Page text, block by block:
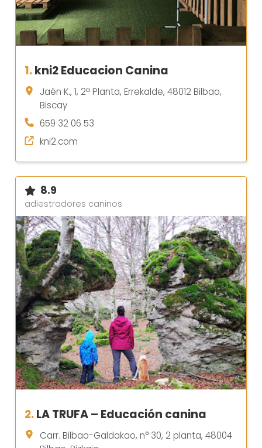
1.kni2 Educacion Canina
Jaén K., 1, 2ª Planta, Errekalde, 48012 Bilbao,
Biscay
659 32 06 53
kni2.com
8.9
adiestradores caninos
2.LA TRUFA – Educación canina
Carr. Bilbao-Galdakao, n° 30, 2 planta, 48004